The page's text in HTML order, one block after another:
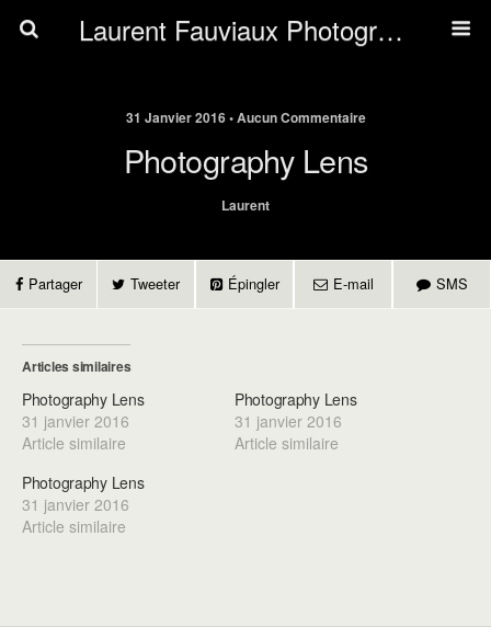
Laurent Fauviaux Photography
31 Janvier 2016 • Aucun Commentaire
Photography Lens
Laurent
Partager Tweeter Épingler E-mail SMS
Articles similaires
Photography Lens
31 janvier 2016
Article similaire
Photography Lens
31 janvier 2016
Article similaire
Photography Lens
31 janvier 2016
Article similaire